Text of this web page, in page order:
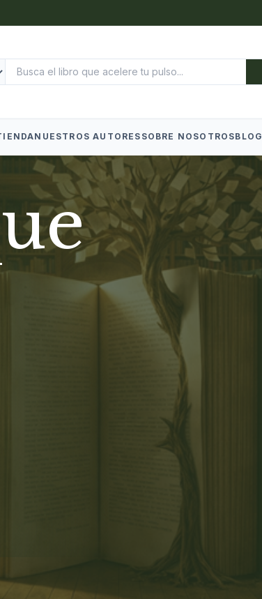
NUESTROS AUTORES SOBRE NOSOTROSBLOG